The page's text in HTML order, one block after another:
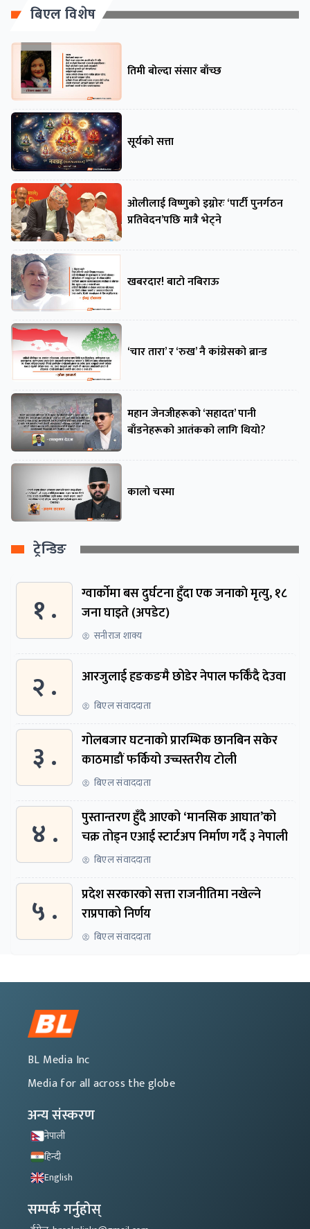
बिएल विशेष
तिमी बोल्दा संसार बाँच्छ
सूर्यको सत्ता
ओलीलाई विष्णुको इग्नोरः ‘पार्टी पुनर्गठन
प्रतिवेदन’पछि मात्रै भेट्ने
खबरदार! बाटो नबिराऊ
‘चार तारा’ र ‘रुख’ नै कांग्रेसको ब्रान्ड
महान जेनजीहरूको ‘सहादत’ पानी
बाँडनेहरूको आतंकको लागि थियो?
कालो चस्मा
ट्रेन्डिङ
१ .
ग्वार्काेमा बस दुर्घटना हुँदा एक जनाकाे मृत्यु, १८
जना घाइते (अपडेट)
सनीराज शाक्य
२ . आरजुलाई हङकङमै छोडेर नेपाल फर्किँदै देउवा
बिएल संवाददाता
३ .
गोलबजार घटनाको प्रारम्भिक छानबिन सकेर
काठमाडौं फर्कियो उच्चस्तरीय टोली
बिएल संवाददाता
४ .
पुस्तान्तरण हुँदै आएको ‘मानसिक आघात’को
चक्र तोड्न एआई स्टार्टअप निर्माण गर्दै ३ नेपाली
बिएल संवाददाता
५ .
प्रदेश सरकारको सत्ता राजनीतिमा नखेल्ने
राप्रपाको निर्णय
बिएल संवाददाता
BL Media Inc
Media for all across the globe
अन्य संस्करण
नेपाली
हिन्दी
English
सम्पर्क गर्नुहोस्